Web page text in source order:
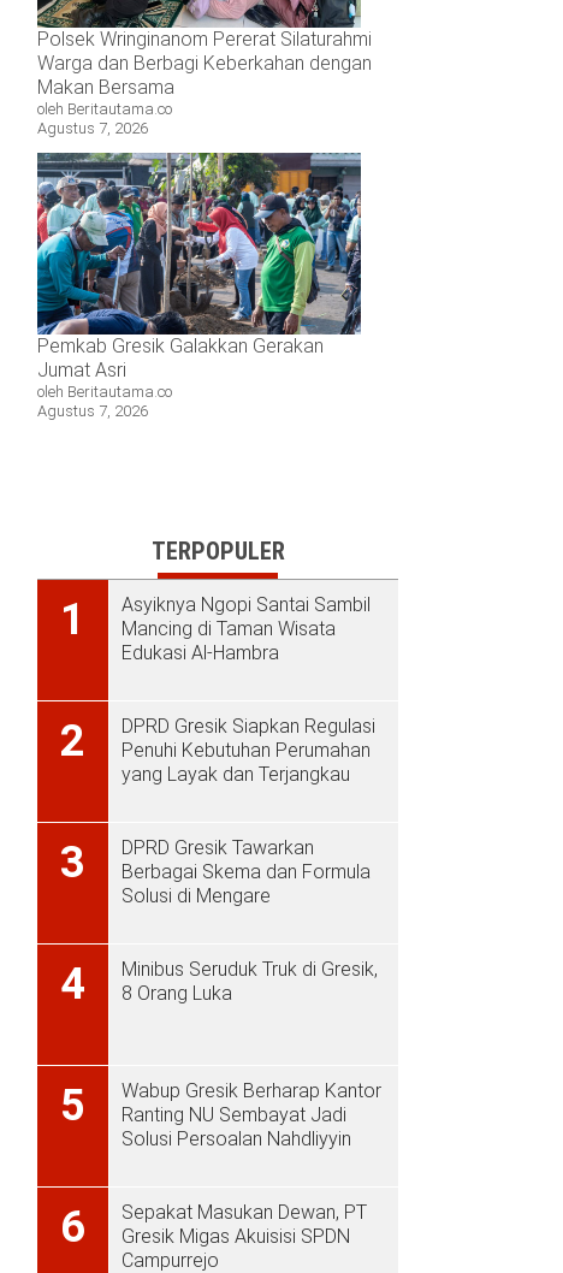
Polsek Wringinanom Pererat Silaturahmi
Warga dan Berbagi Keberkahan dengan
Makan Bersama
oleh Beritautama.co
Agustus 7, 2026
Pemkab Gresik Galakkan Gerakan
Jumat Asri
oleh Beritautama.co
Agustus 7, 2026
TERPOPULER
1
Asyiknya Ngopi Santai Sambil
Mancing di Taman Wisata
Edukasi Al-Hambra
2
DPRD Gresik Siapkan Regulasi
Penuhi Kebutuhan Perumahan
yang Layak dan Terjangkau
3
DPRD Gresik Tawarkan
Berbagai Skema dan Formula
Solusi di Mengare
4
Minibus Seruduk Truk di Gresik,
8 Orang Luka
5
Wabup Gresik Berharap Kantor
Ranting NU Sembayat Jadi
Solusi Persoalan Nahdliyyin
6
Sepakat Masukan Dewan, PT
Gresik Migas Akuisisi SPDN
Campurrejo